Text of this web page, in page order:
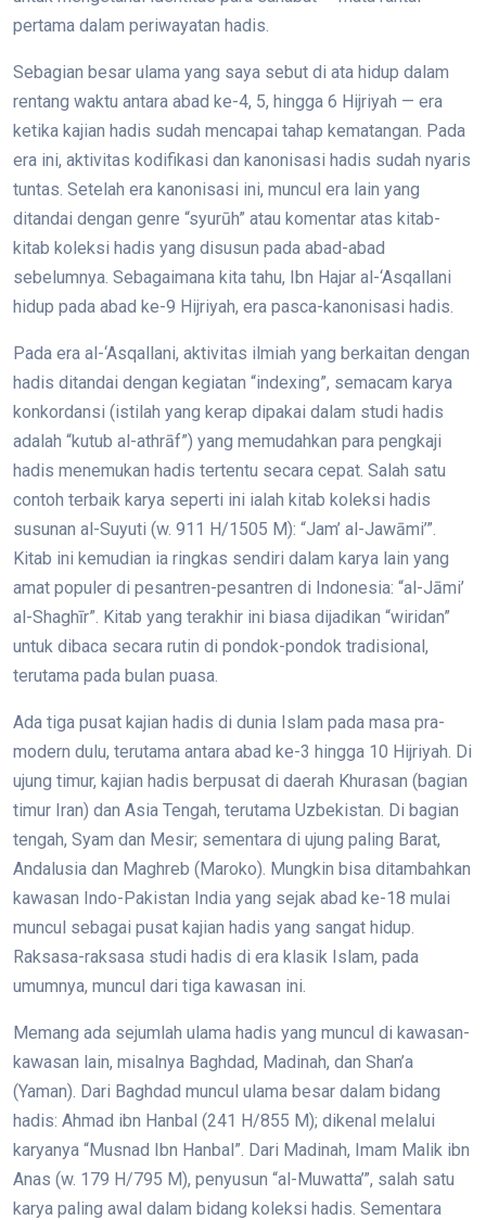
pertama dalam periwayatan hadis.
Sebagian besar ulama yang saya sebut di ata hidup dalam
rentang waktu antara abad ke-4, 5, hingga 6 Hijriyah — era
ketika kajian hadis sudah mencapai tahap kematangan. Pada
era ini, aktivitas kodifikasi dan kanonisasi hadis sudah nyaris
tuntas. Setelah era kanonisasi ini, muncul era lain yang
ditandai dengan genre “syurūh” atau komentar atas kitab-
kitab koleksi hadis yang disusun pada abad-abad
sebelumnya. Sebagaimana kita tahu, Ibn Hajar al-‘Asqallani
hidup pada abad ke-9 Hijriyah, era pasca-kanonisasi hadis.
Pada era al-‘Asqallani, aktivitas ilmiah yang berkaitan dengan
hadis ditandai dengan kegiatan “indexing”, semacam karya
konkordansi (istilah yang kerap dipakai dalam studi hadis
adalah “kutub al-athrāf”) yang memudahkan para pengkaji
hadis menemukan hadis tertentu secara cepat. Salah satu
contoh terbaik karya seperti ini ialah kitab koleksi hadis
susunan al-Suyuti (w. 911 H/1505 M): “Jam’ al-Jawāmi’”.
Kitab ini kemudian ia ringkas sendiri dalam karya lain yang
amat populer di pesantren-pesantren di Indonesia: “al-Jāmi’
al-Shaghīr”. Kitab yang terakhir ini biasa dijadikan “wiridan”
untuk dibaca secara rutin di pondok-pondok tradisional,
terutama pada bulan puasa.
Ada tiga pusat kajian hadis di dunia Islam pada masa pra-
modern dulu, terutama antara abad ke-3 hingga 10 Hijriyah. Di
ujung timur, kajian hadis berpusat di daerah Khurasan (bagian
timur Iran) dan Asia Tengah, terutama Uzbekistan. Di bagian
tengah, Syam dan Mesir; sementara di ujung paling Barat,
Andalusia dan Maghreb (Maroko). Mungkin bisa ditambahkan
kawasan Indo-Pakistan India yang sejak abad ke-18 mulai
muncul sebagai pusat kajian hadis yang sangat hidup.
Raksasa-raksasa studi hadis di era klasik Islam, pada
umumnya, muncul dari tiga kawasan ini.
Memang ada sejumlah ulama hadis yang muncul di kawasan-
kawasan lain, misalnya Baghdad, Madinah, dan Shan’a
(Yaman). Dari Baghdad muncul ulama besar dalam bidang
hadis: Ahmad ibn Hanbal (241 H/855 M); dikenal melalui
karyanya “Musnad Ibn Hanbal”. Dari Madinah, Imam Malik ibn
Anas (w. 179 H/795 M), penyusun “al-Muwatta’”, salah satu
karya paling awal dalam bidang koleksi hadis. Sementara